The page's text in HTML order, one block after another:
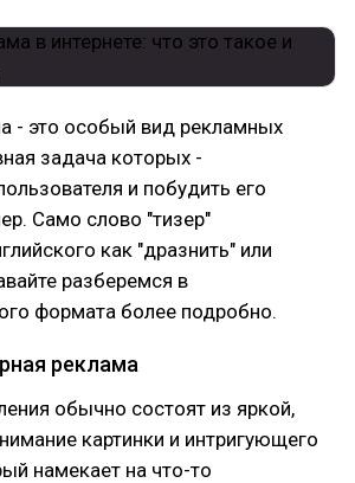
- это особый вид рекламных
задача которых -
и побудить его
Само слово "тизер"
как "дразнить" или
разберемся в
формата более подробно.
реклама
обычно состоят из яркой,
картинки и интригующего
намекает на что-то